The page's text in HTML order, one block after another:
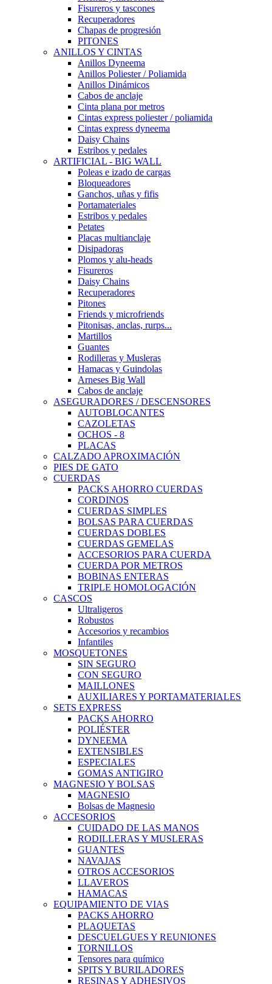
Fisureros y tascones
Recuperadores
Chapas de progresión
PITONES
ANILLOS Y CINTAS
Anillos Dyneema
Anillos Poliester / Poliamida
Anillos Dinámicos
Cabos de anclaje
Cinta plana por metros
Cintas express poliester / poliamida
Cintas express dyneema
Daisy Chains
Estribos y pedales
ARTIFICIAL - BIG WALL
Poleas e izado de cargas
Bloqueadores
Ganchos, uñas y fifis
Portamateriales
Estribos y pedales
Petates
Placas multianclaje
Disipadoras
Plomos y alu-heads
Fisureros
Daisy Chains
Recuperadores
Pitones
Friends y microfriends
Pitonisas, anclas, rurps...
Martillos
Guantes
Rodilleras y Musleras
Hamacas y Guindolas
Arneses Big Wall
Cabos de anclaje
ASEGURADORES / DESCENSORES
AUTOBLOCANTES
CAZOLETAS
OCHOS - 8
PLACAS
CALZADO APROXIMACIÓN
PIES DE GATO
CUERDAS
PACKS AHORRO CUERDAS
CORDINOS
CUERDAS SIMPLES
BOLSAS PARA CUERDAS
CUERDAS DOBLES
CUERDAS GEMELAS
ACCESORIOS PARA CUERDA
CUERDA POR METROS
BOBINAS ENTERAS
TRIPLE HOMOLOGACIÓN
CASCOS
Ultraligeros
Robustos
Accesorios y recambios
Infantiles
MOSQUETONES
SIN SEGURO
CON SEGURO
MAILLONES
AUXILIARES Y PORTAMATERIALES
SETS EXPRESS
PACKS AHORRO
POLIÉSTER
DYNEEMA
EXTENSIBLES
ESPECIALES
GOMAS ANTIGIRO
MAGNESIO Y BOLSAS
MAGNESIO
Bolsas de Magnesio
ACCESORIOS
CUIDADO DE LAS MANOS
RODILLERAS Y MUSLERAS
GUANTES
NAVAJAS
OTROS ACCESORIOS
LLAVEROS
HAMACAS
EQUIPAMIENTO DE VIAS
PACKS AHORRO
PLAQUETAS
DESCUELGUES Y REUNIONES
TORNILLOS
Tensores para químico
SPITS Y BURILADORES
RESINAS Y ADHESIVOS